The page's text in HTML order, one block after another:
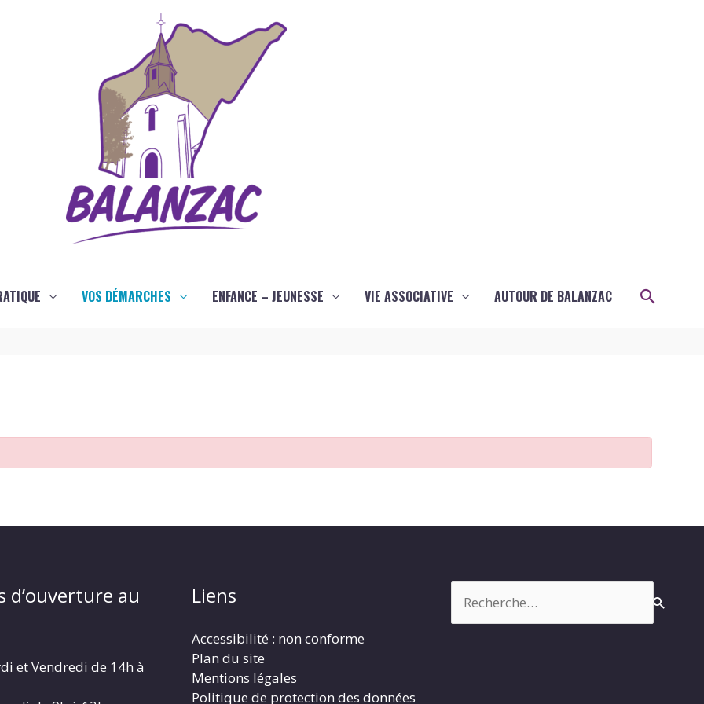
VOS DÉMARCHES ENFANCE – JEUNESSE VIE ASSOCIATIVE AUTOUR DE BALANZAC
d’ouverture au
et Vendredi de 14h à
Liens
Accessibilité : non conforme
Plan du site
Mentions légales
Politique de protection des données